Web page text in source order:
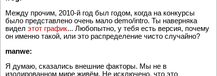
Между прочим, 2010-й год был годом, когда на конкурсы
было представлено очень мало demo/intro. Ты наверняка
видел этот график... Любопытно, у тебя есть версия, почему
он именно такой, или это распределение чисто случайно?
manwe:
Я думаю, сказались внешние факторы. Мы не в
изолированном мире живём. Не исключено, что это